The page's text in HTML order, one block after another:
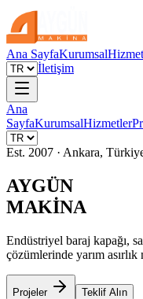
Ana SayfaKurumsal
İletişim
Ana
SayfaKurumsalHizmetler
Est. 2007 · Ankara,
AYGÜN
MAKİNA
Endüstriyel baraj kapağı,
çözümlerinde yarım
Projeler Teklif Alın